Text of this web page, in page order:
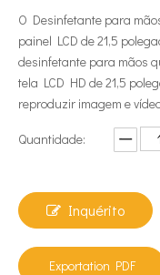
O Desinfetante para
painel LCD de 21,5
desinfetante para mãos
tela LCD HD de 21,5
reproduzir imagem e
Quantidade:
Inquérito
Exportation PDF